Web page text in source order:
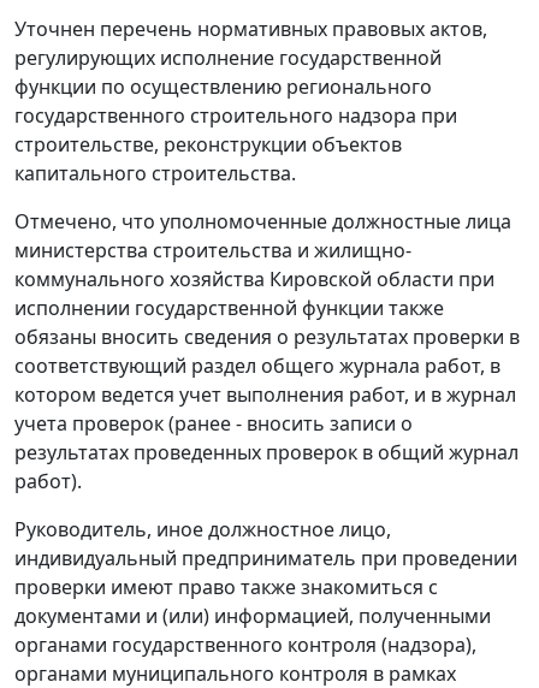
Уточнен перечень нормативных правовых актов,
регулирующих исполнение государственной
функции по осуществлению регионального
государственного строительного надзора при
строительстве, реконструкции объектов
капитального строительства.
Отмечено, что уполномоченные должностные лица
министерства строительства и жилищно-
коммунального хозяйства Кировской области при
исполнении государственной функции также
обязаны вносить сведения о результатах проверки в
соответствующий раздел общего журнала работ, в
котором ведется учет выполнения работ, и в журнал
учета проверок (ранее - вносить записи о
результатах проведенных проверок в общий журнал
работ).
Руководитель, иное должностное лицо,
индивидуальный предприниматель при проведении
проверки имеют право также знакомиться с
документами и (или) информацией, полученными
органами государственного контроля (надзора),
органами муниципального контроля в рамках